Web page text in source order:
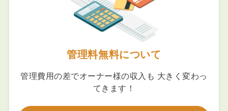
管理料無料について
管理費用の差でオーナー様の収入も 大きく変わっ
てきます！